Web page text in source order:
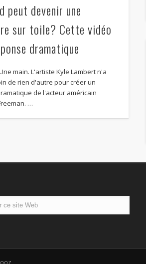
peut devenir une
sur toile? Cette vidéo
dramatique
main. L'artiste Kyle Lambert n'a
de rien d'autre pour créer un
de l'acteur américain
…